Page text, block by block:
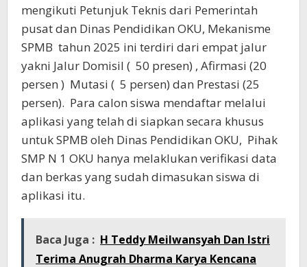
mengikuti Petunjuk Teknis dari Pemerintah
pusat dan Dinas Pendidikan OKU, Mekanisme
SPMB tahun 2025 ini terdiri dari empat jalur
yakni Jalur Domisil ( 50 presen) , Afirmasi (20
persen ) Mutasi ( 5 persen) dan Prestasi (25
persen). Para calon siswa mendaftar melalui
aplikasi yang telah di siapkan secara khusus
untuk SPMB oleh Dinas Pendidikan OKU, Pihak
SMP N 1 OKU hanya melaklukan verifikasi data
dan berkas yang sudah dimasukan siswa di
aplikasi itu.
Baca Juga : H Teddy Meilwansyah Dan Istri
Terima Anugrah Dharma Karya Kencana